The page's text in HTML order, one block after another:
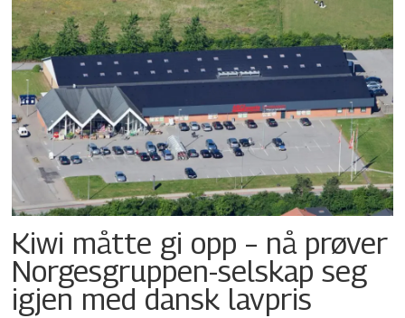
Kiwi måtte gi opp – nå prøver
Norgesgruppen-selskap seg
igjen med dansk lavpris